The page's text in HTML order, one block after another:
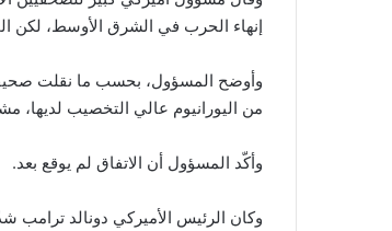
إنهاء الحرب في الشرق الأوسط، لكن
وأوضح المسؤول، بحسب ما نقلت صحيفة
من اليورانيوم عالي التخصيب لديها،
وأكّد المسؤول أن الاتفاق لم يوقع بعد.
وكان الرئيس الأميركي دونالد ترامب